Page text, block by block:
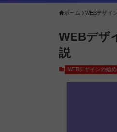
ホーム WEBデザイ
WEBデザ
説
WEBデザインの始